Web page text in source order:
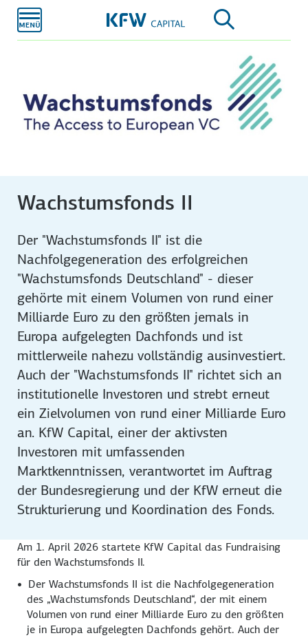
Hauptinhalt
Wachstumsfonds II
Der "Wachstumsfonds II" ist die
Nachfolgegeneration des erfolgreichen
"Wachstumsfonds Deutschland" - dieser
gehörte mit einem Volumen von rund einer
Milliarde Euro zu den größten jemals in
Europa aufgelegten Dachfonds und ist
mittlerweile nahezu vollständig ausinvestiert.
Auch der "Wachstumsfonds II" richtet sich an
institutionelle Investoren und strebt erneut
ein Zielvolumen von rund einer Milliarde Euro
an. KfW Capital, einer der aktivsten
Investoren mit umfassenden
Marktkenntnissen, verantwortet im Auftrag
der Bundesregierung und der KfW erneut die
Strukturierung und Koordination des Fonds.
Am 1. April 2026 startete KfW Capital das Fundraising
für den Wachstumsfonds II.
Der Wachstumsfonds II ist die Nachfolgegeneration
des „Wachstumsfonds Deutschland“, der mit einem
Volumen von rund einer Milliarde Euro zu den größten
je in Europa aufgelegten Dachfonds gehört. Auch der